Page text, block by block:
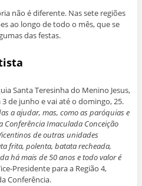
não é diferente. Nas sete regiões
ao longo de todo o mês, que se
das festas.
Santa Teresinha do Menino Jesus,
de junho e vai até o domingo, 25.
a ajudar, mas, como as paróquias e
Conferência Imaculada Conceição
de outras unidades
frita, polenta, batata recheada,
há mais de 50 anos e todo valor é
Presidente para a Região 4,
Conferência.